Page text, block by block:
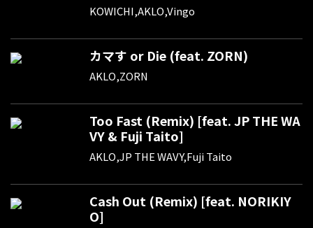
KOWICHI,AKLO,Vingo
カマす or Die (feat. ZORN)
AKLO,ZORN
Too Fast (Remix) [feat. JP THE WA
VY & Fuji Taito]
AKLO,JP THE WAVY,Fuji Taito
Cash Out (Remix) [feat. NORIKIY
O]